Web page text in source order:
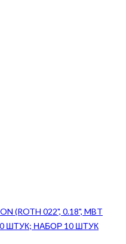
(ROTH 022", 0.18", MBT
ШТУК; НАБОР 10 ШТУК